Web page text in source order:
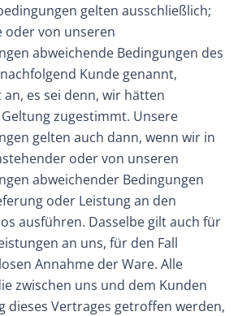
gelten ausschließlich;
oder von unseren
abweichende Bedingungen des
Kunde genannt,
es sei denn, wir hätten
zugestimmt. Unsere
gelten auch dann, wenn wir in
oder von unseren
abweichender Bedingungen
oder Leistung an den
ausführen. Dasselbe gilt auch für
an uns, für den Fall
Annahme der Ware. Alle
zwischen uns und dem Kunden
dieses Vertrages getroffen werden,